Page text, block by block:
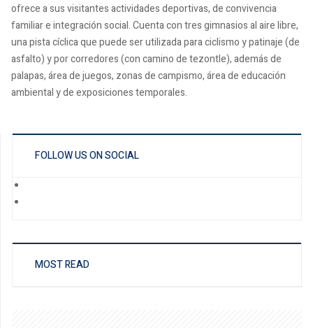
ofrece a sus visitantes actividades deportivas, de convivencia
familiar e integración social. Cuenta con tres gimnasios al aire libre,
una pista cíclica que puede ser utilizada para ciclismo y patinaje (de
asfalto) y por corredores (con camino de tezontle), además de
palapas, área de juegos, zonas de campismo, área de educación
ambiental y de exposiciones temporales.
FOLLOW US ON SOCIAL
MOST READ